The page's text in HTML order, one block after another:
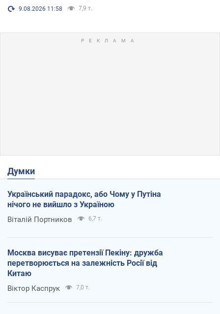
9.08.2026 11:58 7,9 т.
Думки
Український парадокс, або Чому у Путіна
нічого не вийшло з Україною
Віталій Портников 6,7 т.
Москва висуває претензії Пекіну: дружба
перетворюється на залежність Росії від
Китаю
Віктор Каспрук 7,0 т.